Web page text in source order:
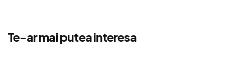
Te-ar mai putea interesa